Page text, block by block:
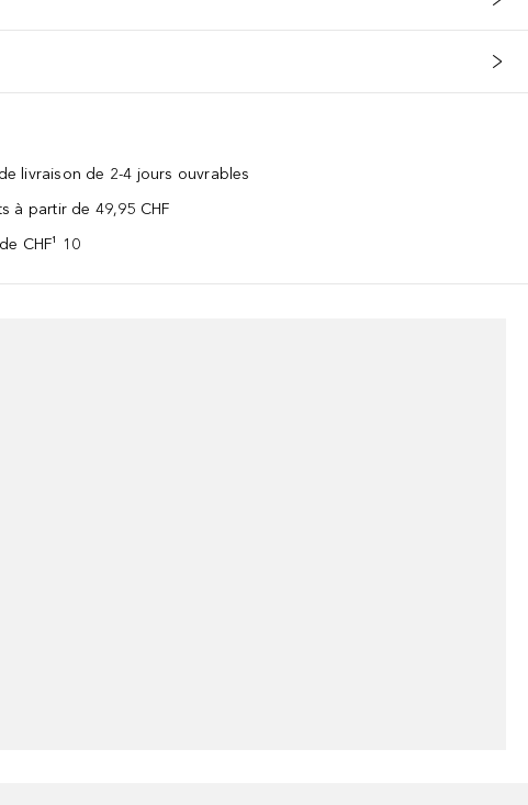
livraison de 2-4 jours ouvrables
à partir de 49,95 CHF
CHF¹ 10